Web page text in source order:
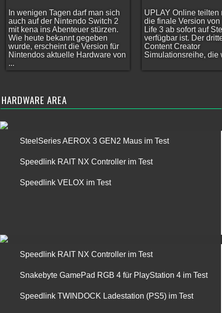
In wenigen Tagen darf man sich
auch auf der Nintendo Switch 2
mit kena ins Abenteuer stürzen.
Wie heute bekannt gegeben
wurde, erscheint die Version für
Nintendos aktuelle Hardware von
...
UPLAY Online teilten
die finale Version von
Life 3 ab sofort auf
verfügbar ist. Der
Content Creator
Simulationsreihe, die
HARDWARE AREA
SteelSeries AEROX 3 GEN2 Maus im Test
Speedlink RAIT NX Controller im Test
Speedlink VELOX im Test
Speedlink RAIT NX Controller im Test
Snakebyte GamePad RGB 4 für PlayStation 4 im Test
Speedlink TWINDOCK Ladestation (PS5) im Test